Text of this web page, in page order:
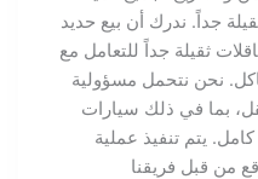
جداً. ندرك أن بيع حديد
ثقيلة جداً للتعامل مع
نحن نتحمل مسؤولية
بما في ذلك سيارات
يتم تنفيذ عملية
من قبل فريقنا